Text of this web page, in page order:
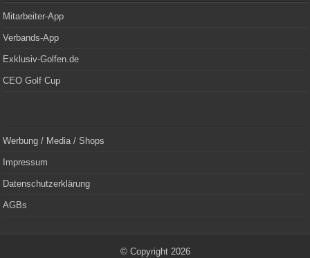
Mitarbeiter-App
Verbands-App
Exklusiv-Golfen.de
CEO Golf Cup
Werbung / Media / Shops
Impressum
Datenschutzerklärung
AGBs
© Copyright 2026